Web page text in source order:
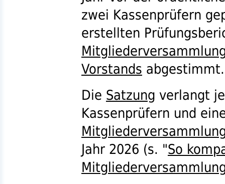
zwei Kassenprüfern
erstellten
Vorstands abgestimmt.
Die Satzung verlangt
Kassenprüfern und
Jahr 2026 (s. "So